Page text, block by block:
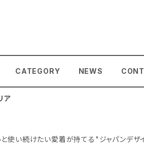
CATEGORY NEWS
ア
と使い続けたい愛着が持てる"ジャパンデザ